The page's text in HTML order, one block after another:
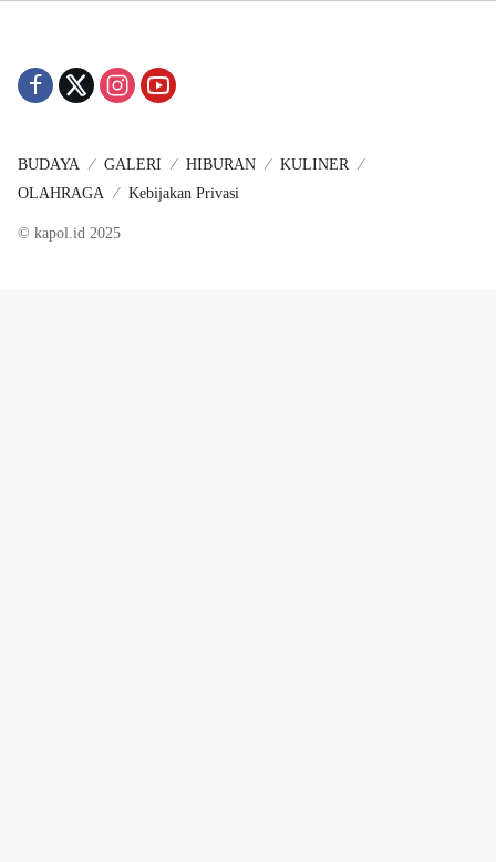
BUDAYA GALERI HIBURAN
KULINER
OLAHRAGA
Kebijakan Privasi
© kapol.id 2025